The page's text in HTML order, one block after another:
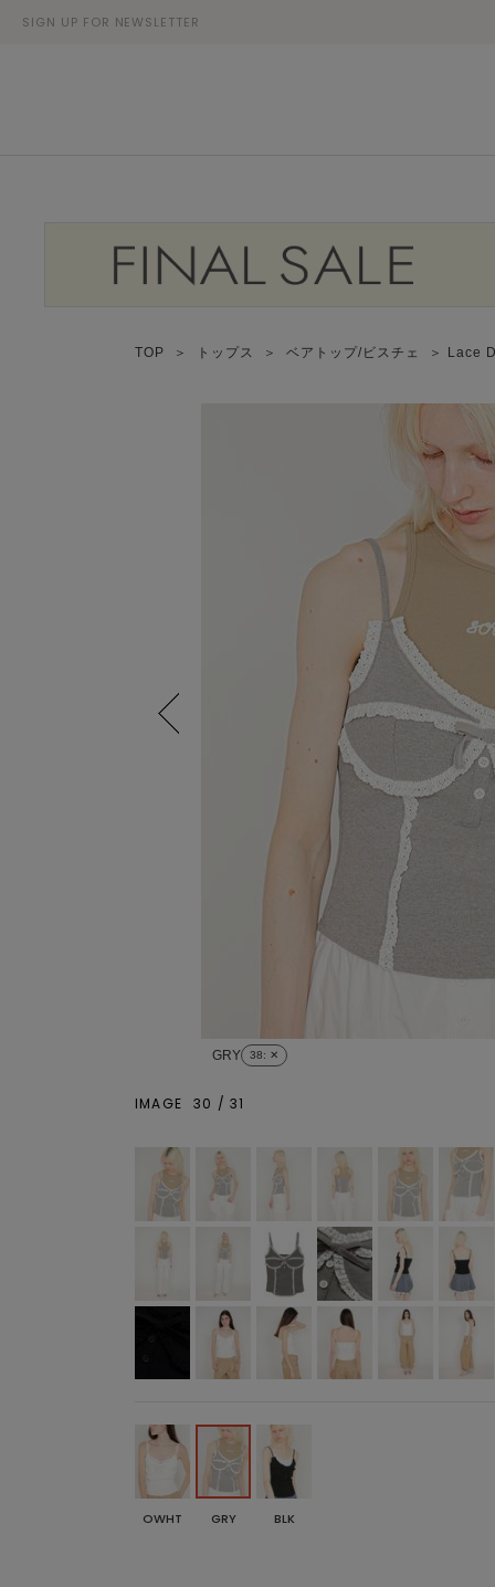
SIGN UP FOR NEWSLETTER
TOP ＞ トップス ＞ ベアトップ/ビスチェ ＞ Lace
GRY 38: ✕
IMAGE 30 /31
OWHT GRY BLK